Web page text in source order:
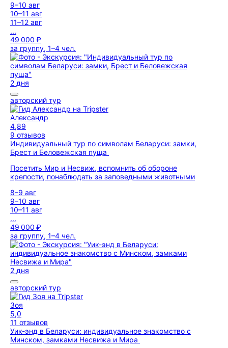
9–10 авг
10–11 авг
11–12 авг
...
49 000 ₽
за группу, 1–4 чел.
2 дня
авторский тур
Александр
4,89
9 отзывов
Индивидуальный тур по символам Беларуси: замки,
Брест и Беловежская пуща
Посетить Мир и Несвиж, вспомнить об обороне
крепости, понаблюдать за заповедными животными
8–9 авг
9–10 авг
10–11 авг
...
49 000 ₽
за группу, 1–4 чел.
2 дня
авторский тур
Зоя
5,0
11 отзывов
Уик-энд в Беларуси: индивидуальное знакомство с
Минском, замками Несвижа и Мира